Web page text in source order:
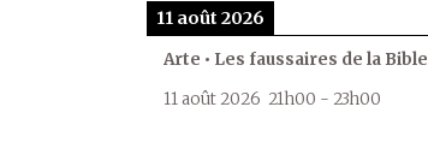
11 août 2026
Arte • Les faussaires de la Bible
11 août 2026 21h00 - 23h00